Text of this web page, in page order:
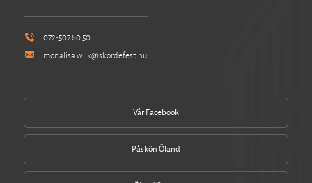
072-507 80 50
monalisa.wiik@skordefest.nu
Vår Facebook
Påskön Öland